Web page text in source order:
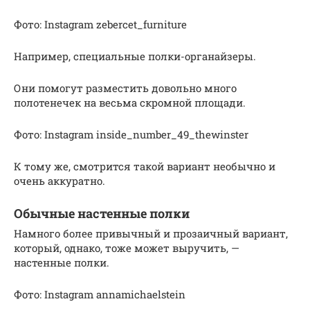
Фото: Instagram zebercet_furniture
Например, специальные полки-органайзеры.
Они помогут разместить довольно много
полотенечек на весьма скромной площади.
Фото: Instagram inside_number_49_thewinster
К тому же, смотрится такой вариант необычно и
очень аккуратно.
Обычные настенные полки
Намного более привычный и прозаичный вариант,
который, однако, тоже может выручить, —
настенные полки.
Фото: Instagram annamichaelstein